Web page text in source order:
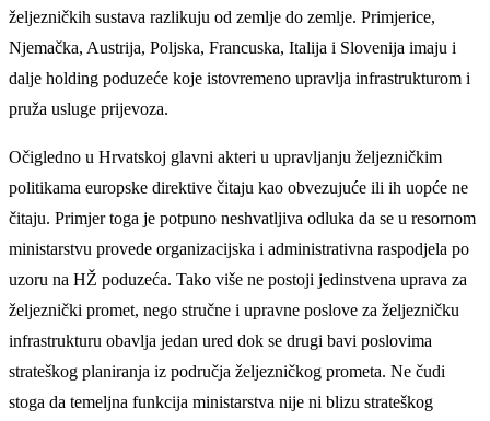
željezničkih sustava razlikuju od zemlje do zemlje. Primjerice,
Njemačka, Austrija, Poljska, Francuska, Italija i Slovenija imaju i
dalje holding poduzeće koje istovremeno upravlja infrastrukturom i
pruža usluge prijevoza.
Očigledno u Hrvatskoj glavni akteri u upravljanju željezničkim
politikama europske direktive čitaju kao obvezujuće ili ih uopće ne
čitaju. Primjer toga je potpuno neshvatljiva odluka da se u resornom
ministarstvu provede organizacijska i administrativna raspodjela po
uzoru na HŽ poduzeća. Tako više ne postoji jedinstvena uprava za
željeznički promet, nego stručne i upravne poslove za željezničku
infrastrukturu obavlja jedan ured dok se drugi bavi poslovima
strateškog planiranja iz područja željezničkog prometa. Ne čudi
stoga da temeljna funkcija ministarstva nije ni blizu strateškog